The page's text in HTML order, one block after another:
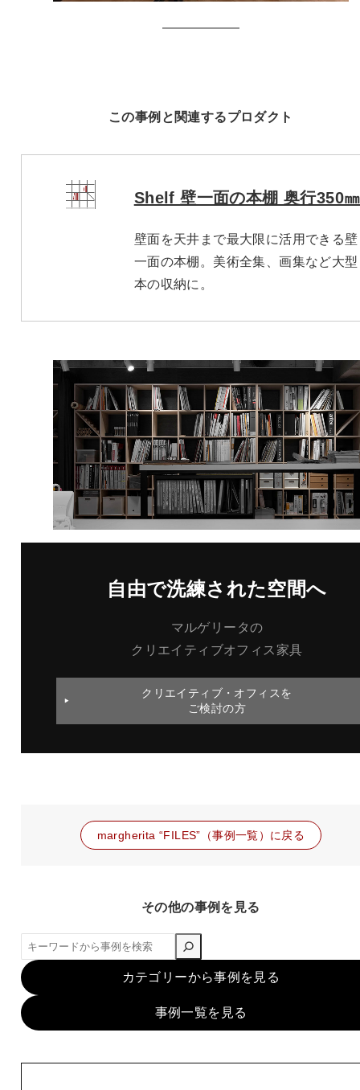
この事例と関連するプロダクト
Shelf 壁一面の本棚 奥行350㎜
壁面を天井まで最大限に活用できる壁
一面の本棚。美術全集、画集など大型
本の収納に。
自由で洗練された空間へ
マルゲリータの
クリエイティブオフィス家具
クリエイティブ・オフィスを
ご検討の方
margherita “FILES”（事例一覧）に戻る
その他の事例を見る
検
索
カテゴリーから事例を見る
事例一覧を見る